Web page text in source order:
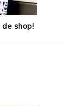
shop!